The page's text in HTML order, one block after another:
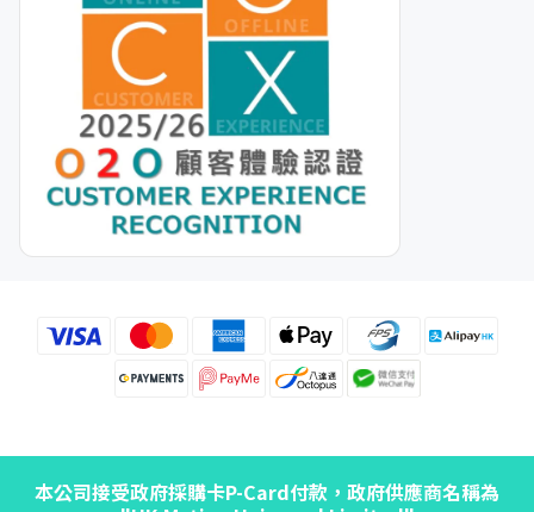
本公司接受政府採購卡P-Card付款，政府供應商名稱為